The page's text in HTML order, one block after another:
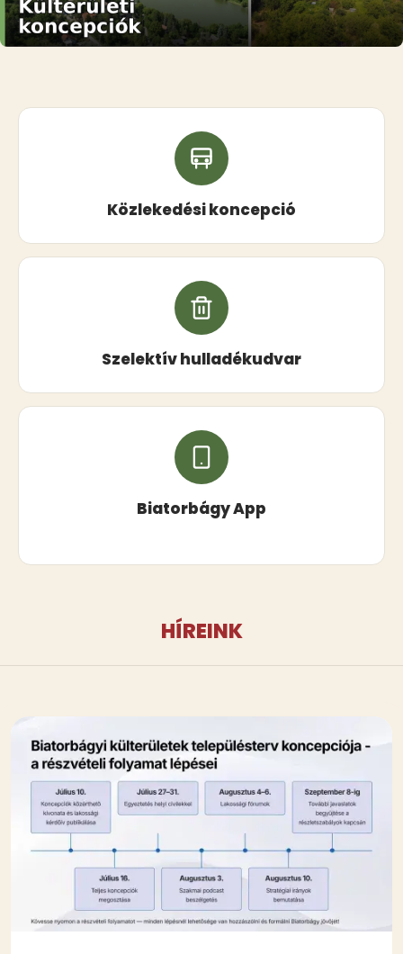
Közlekedési koncepció
Szelektív hulladékudvar
Biatorbágy App
HÍREINK